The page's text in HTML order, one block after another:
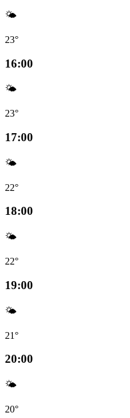
🌤️
23°
16:00
🌤️
23°
17:00
🌤️
22°
18:00
🌤️
22°
19:00
🌤️
21°
20:00
🌤️
20°